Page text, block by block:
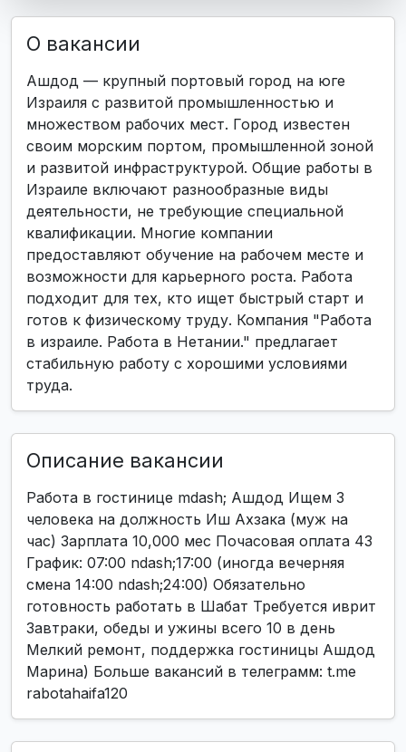
О вакансии
Ашдод — крупный портовый город на юге
Израиля с развитой промышленностью и
множеством рабочих мест. Город известен
своим морским портом, промышленной зоной
и развитой инфраструктурой. Общие работы в
Израиле включают разнообразные виды
деятельности, не требующие специальной
квалификации. Многие компании
предоставляют обучение на рабочем месте и
возможности для карьерного роста. Работа
подходит для тех, кто ищет быстрый старт и
готов к физическому труду. Компания "Работа
в израиле. Работа в Нетании." предлагает
стабильную работу с хорошими условиями
труда.
Описание вакансии
Работа в гостинице mdash; Ашдод Ищем 3
человека на должность Иш Ахзака (муж на
час) Зарплата 10,000 мес Почасовая оплата 43
График: 07:00 ndash;17:00 (иногда вечерняя
смена 14:00 ndash;24:00) Обязательно
готовность работать в Шабат Требуется иврит
Завтраки, обеды и ужины всего 10 в день
Мелкий ремонт, поддержка гостиницы Ашдод
Марина) Больше вакансий в телеграмм: t.me
rabotahaifa120